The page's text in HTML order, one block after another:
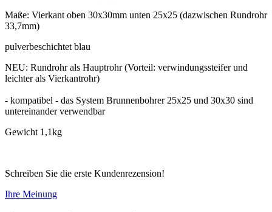
Maße: Vierkant oben 30x30mm unten 25x25 (dazwischen Rundrohr
33,7mm)
pulverbeschichtet blau
NEU: Rundrohr als Hauptrohr (Vorteil: verwindungssteifer und
leichter als Vierkantrohr)
- kompatibel - das System Brunnenbohrer 25x25 und 30x30 sind
untereinander verwendbar
Gewicht 1,1kg
Schreiben Sie die erste Kundenrezension!
Ihre Meinung